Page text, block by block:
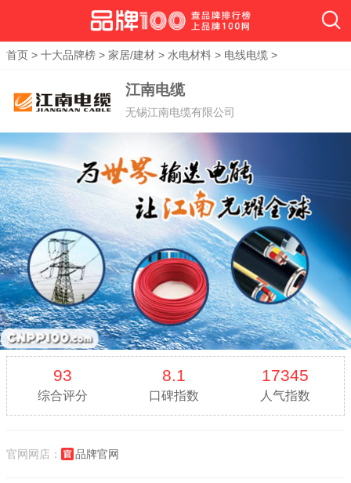
首页 > 十大品牌榜 > 家居/建材 > 水电材料 > 电线电缆 >
江南电缆
无锡江南电缆有限公司
93
综合评分
8.1
口碑指数
17345
人气指数
官网网店： 品牌官网